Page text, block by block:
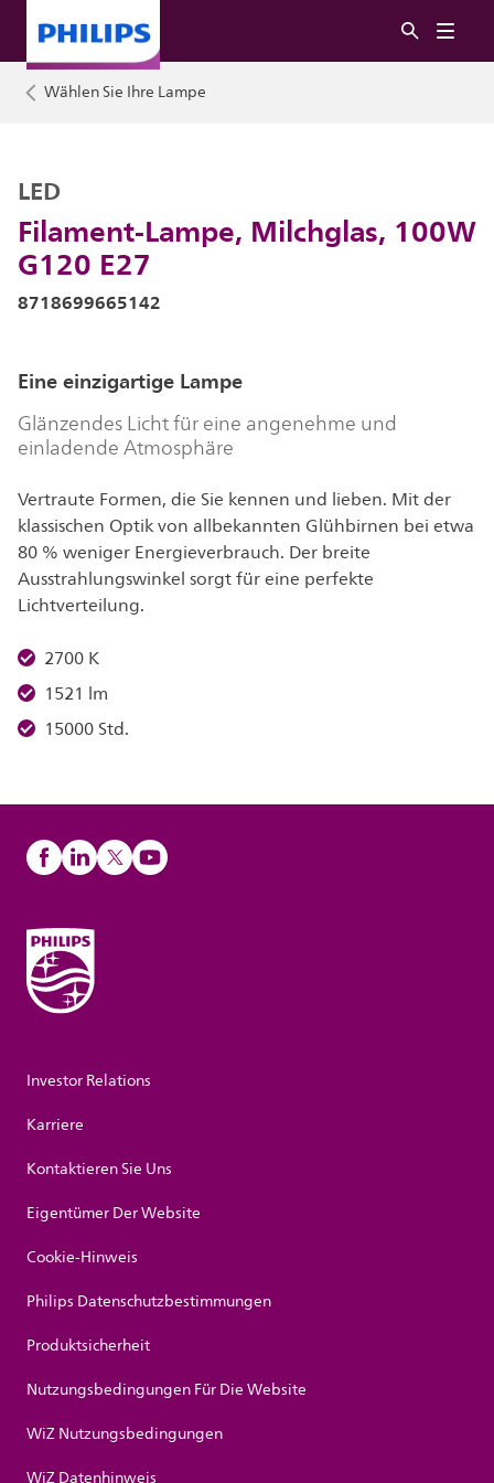
Wählen Sie Ihre Lampe
Filament-Lampe, Milchglas, 100W
G120 E27
LED
8718699665142
Eine einzigartige Lampe
Glänzendes Licht für eine angenehme und
einladende Atmosphäre
Vertraute Formen, die Sie kennen und lieben. Mit der
klassischen Optik von allbekannten Glühbirnen bei etwa
80 % weniger Energieverbrauch. Der breite
Ausstrahlungswinkel sorgt für eine perfekte
Lichtverteilung.
2700 K
1521 lm
15000 Std.
Investor Relations
Karriere
Kontaktieren Sie Uns
Eigentümer Der Website
Cookie-Hinweis
Philips Datenschutzbestimmungen
Produktsicherheit
Nutzungsbedingungen Für Die Website
WiZ Nutzungsbedingungen